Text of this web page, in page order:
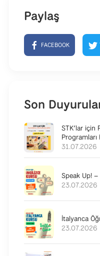
Paylaş
FACEBOOK
Son
STK’lar için
Programları
31.07.2026
Speak Up!
23.07.2026
İtalyanca
23.07.2026